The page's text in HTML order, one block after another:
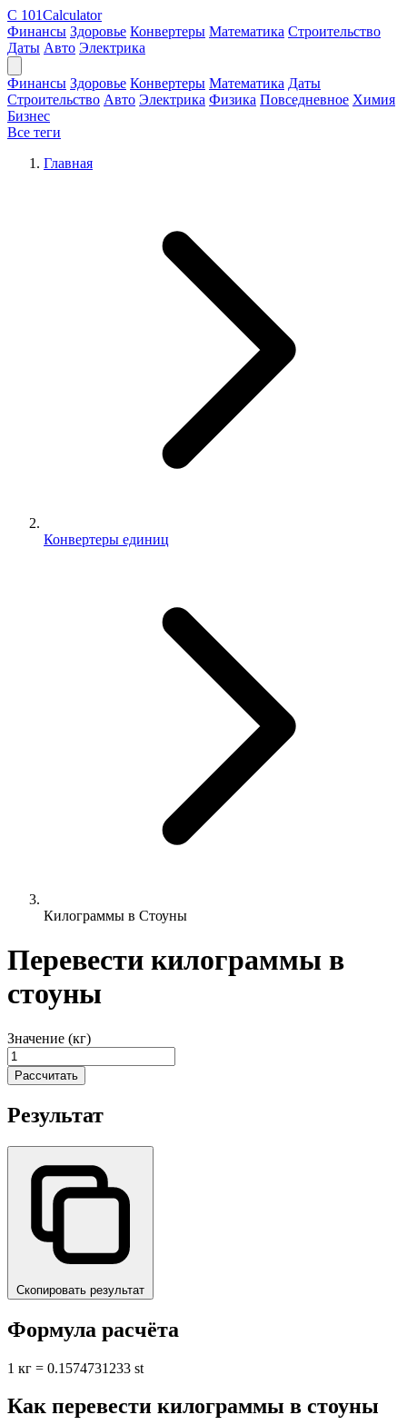
C 101Calculator
Финансы Здоровье Конвертеры Математика Строительство
Даты Авто Электрика
Финансы Здоровье Конвертеры Математика Даты
Строительство Авто Электрика Физика Повседневное Химия
Бизнес
Все теги
Главная
Конвертеры единиц
Килограммы в Стоуны
Перевести килограммы в
стоуны
Значение (кг)
Рассчитать
Результат
Скопировать результат
Формула расчёта
1 кг = 0.1574731233 st
Как перевести килограммы в стоуны